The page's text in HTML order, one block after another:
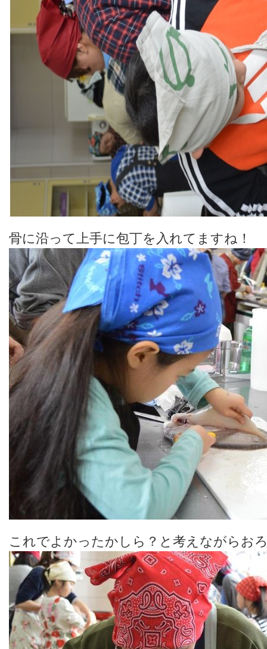
骨に沿って上手に包丁を入れてますね！
これでよかったかしら？と考えながらお